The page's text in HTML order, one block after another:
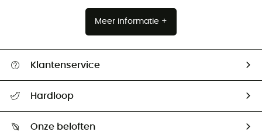
Meer informatie +
Klantenservice
Mijn zending volgen
Retourzendingen & Terugbetalingen
Hardloop
Onze beloften